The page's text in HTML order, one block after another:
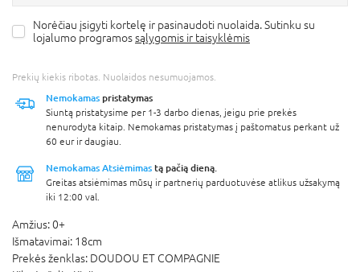
Norėčiau įsigyti kortelę ir pasinaudoti nuolaida. Sutinku su
lojalumo programossąlygomis ir taisyklėmis
Prekių kiekis ribotas. Nuolaidos nesumuojamos.
Nemokamas pristatymas
Siuntą pristatysime per 1-3 darbo dienas, jeigu prie prekės
nenurodyta kitaip. Nemokamas pristatymas į paštomatus perkant už
60 eur ir daugiau.
Nemokamas Atsiėmimas tą pačią dieną.
Greitas atsiėmimas mūsų ir partnerių parduotuvėse atlikus užsakymą
iki 12:00 val.
Amžius:0+
Išmatavimai: 18cm
Prekės ženklas: DOUDOU ET COMPAGNIE